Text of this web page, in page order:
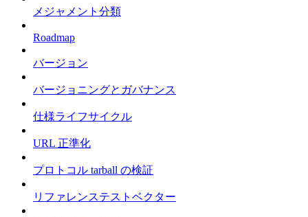
メジャメント分類
Roadmap
バージョン
バージョニングとガバナンス
仕様ライフサイクル
URL 正準化
プロトコル tarball の検証
リファレンステストベクター